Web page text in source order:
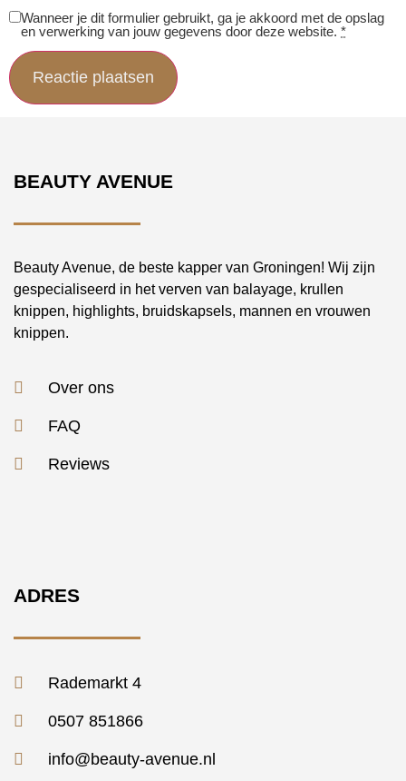
Wanneer je dit formulier gebruikt, ga je akkoord met de opslag
en verwerking van jouw gegevens door deze website. *
BEAUTY AVENUE
Beauty Avenue, de beste kapper van Groningen! Wij zijn
gespecialiseerd in het verven van balayage, krullen
knippen, highlights, bruidskapsels, mannen en vrouwen
knippen.
Over ons
FAQ
Reviews
ADRES
Rademarkt 4
0507 851866
info@beauty-avenue.nl